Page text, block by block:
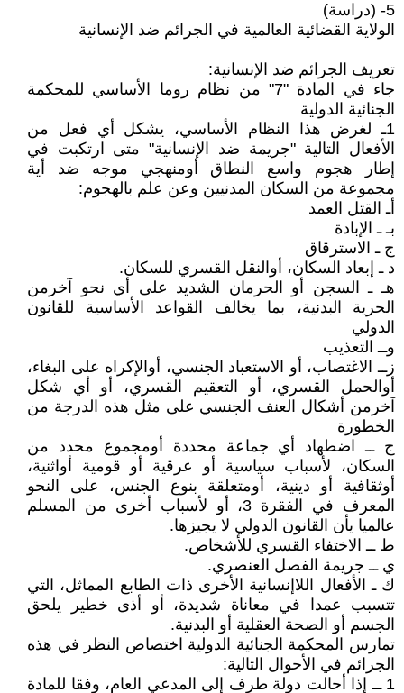
5- (دراسة)
الولاية القضائية العالمية في الجرائم ضد الإنسانية
تعريف الجرائم ضد الإنسانية:
جاء في المادة "7" من نظام روما الأساسي للمحكمة
الجنائية الدولية
1ـ لغرض هذا النظام الأساسي، يشكل أي فعل من
الأفعال التالية "جريمة ضد الإنسانية" متى ارتكبت في
إطار هجوم واسع النطاق أومنهجي موجه ضد أية
مجموعة من السكان المدنيين وعن علم بالهجوم:
أـ القتل العمد
بـ ـ الإبادة
ج ـ الاسترقاق
د ـ إبعاد السكان، أوالنقل القسري للسكان.
هـ ـ السجن أو الحرمان الشديد على أي نحو آخرمن
الحرية البدنية، بما يخالف القواعد الأساسية للقانون
الدولي
وــ التعذيب
زــ الاغتصاب، أو الاستعباد الجنسي، أوالإكراه على البغاء،
أوالحمل القسري، أو التعقيم القسري، أو أي شكل
آخرمن أشكال العنف الجنسي على مثل هذه الدرجة من
الخطورة
ج ــ اضطهاد أي جماعة محددة أومجموع محدد من
السكان، لأسباب سياسية أو عرقية أو قومية أواثنية،
أوثقافية أو دينية، أومتعلقة بنوع الجنس، على النحو
المعرف في الفقرة 3، أو لأسباب أخرى من المسلم
عالميا يأن القانون الدولي لا يجيزها.
ط ــ الاختفاء القسري للأشخاص.
ي ــ جريمة الفصل العنصري.
ك ـ الأفعال اللاإنسانية الأخرى ذات الطابع المماثل، التي
تتسبب عمدا في معاناة شديدة، أو أذى خطير يلحق
الجسم أو الصحة العقلية أو البدنية.
تمارس المحكمة الجنائية الدولية اختصاص النظر في هذه
الجرائم في الأحوال التالية:
1 ــ إذا أحالت دولة طرف إلى المدعي العام، وفقا للمادة